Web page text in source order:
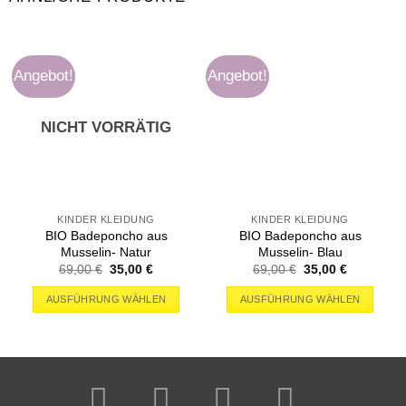
Angebot!
NICHT VORRÄTIG
KINDER KLEIDUNG
BIO Badeponcho aus
Musselin- Natur
69,00€ 35,00€
AUSFÜHRUNG WÄHLEN
Angebot!
KINDER KLEIDUNG
BIO Badeponcho aus
Musselin- Blau
69,00€ 35,00€
AUSFÜHRUNG WÄHLEN